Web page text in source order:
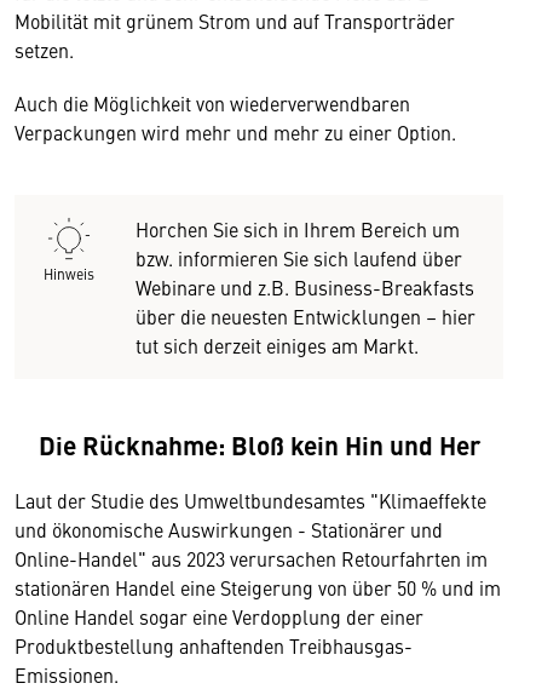
Mobilität mit grünem Strom und auf Transporträder
setzen.
Auch die Möglichkeit von wiederverwendbaren
Verpackungen wird mehr und mehr zu einer Option.
Hinweis
Horchen Sie sich in Ihrem Bereich um
bzw. informieren Sie sich laufend über
Webinare und z.B. Business-Breakfasts
über die neuesten Entwicklungen – hier
tut sich derzeit einiges am Markt.
Die Rücknahme: Bloß kein Hin und Her
Laut der Studie des Umweltbundesamtes "Klimaeffekte
und ökonomische Auswirkungen - Stationärer und
Online-Handel" aus 2023 verursachen Retourfahrten im
stationären Handel eine Steigerung von über 50 % und im
Online Handel sogar eine Verdopplung der einer
Produktbestellung anhaftenden Treibhausgas-
Emissionen.